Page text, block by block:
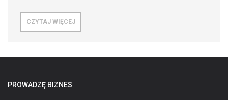
CZYTAJ WIĘCEJ
PROWADZĘ BIZNES